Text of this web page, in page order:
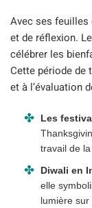
Avec ses feuilles
et de réflexion.
célébrer les
Cette période de
et à l’évaluation
Les
travail de
Diwali en
elle
lumière sur